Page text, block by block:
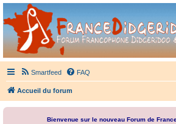
France Didgeridoo
Didgeridoo et Guimbarde sur France Didgeridoo -
Smartfeed FAQ
Accueil du forum
Bienvenue sur le nouveau Forum de